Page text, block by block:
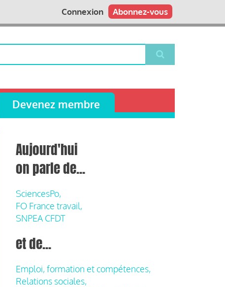
Abonnez-vous
Connexion
Devenez membre
Aujourd'hui
on parle de...
SciencesPo,
FO France travail,
SNPEA CFDT
et de...
Emploi, formation et compétences,
Relations sociales,